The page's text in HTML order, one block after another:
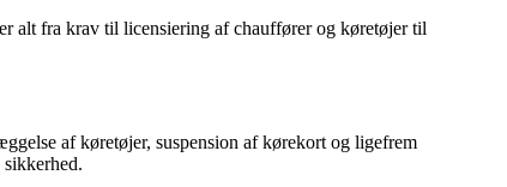
alt fra krav til licensiering af chauffører og køretøjer til
af køretøjer, suspension af kørekort og ligefrem